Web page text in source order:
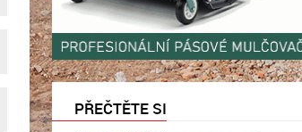
PŘEČTĚTE SI